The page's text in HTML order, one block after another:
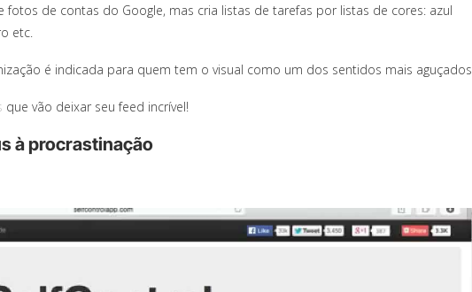
fotos de contas do Google, mas cria listas de tarefas por listas de cores: azul
etc.
é indicada para quem tem o visual como um dos sentidos mais aguçados.
que vão deixar seu feed incrível!
à procrastinação